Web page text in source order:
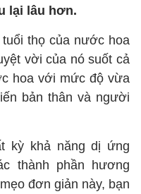
lại lâu hơn.
thọ của nước hoa
vời của nó suốt cả
hoa với mức độ vừa
bản thân và người
kỳ khả năng dị ứng
thành phần hương
đơn giản này, bạn